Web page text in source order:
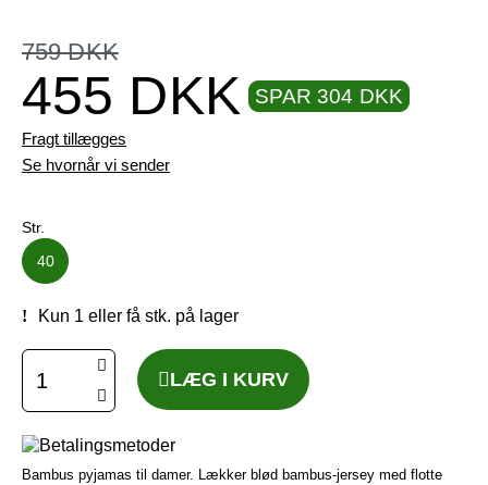
759 DKK
455 DKK SPAR 304 DKK
Fragt tillægges
Se hvornår vi sender
Str.
40
Kun 1 eller få stk. på lager
LÆG I KURV
Bambus pyjamas til damer. Lækker blød bambus-jersey med flotte